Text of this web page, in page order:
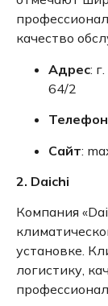
качество
Адрес:
64/2
Телефон
Сайт:
2. Daichi
Компания
установке.
логистику,